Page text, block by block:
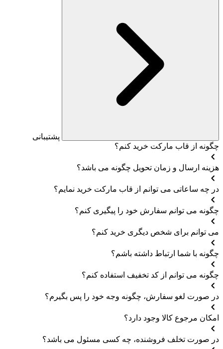
پشتیبانی
چگونه از قاب مارکت خرید کنم؟
هزینه ارسال و زمان تحویل چگونه می باشد؟
در چه ساعاتی می توانم از قاب مارکت خرید نمایم؟
چگونه می توانم سفارش خود را پیگیری کنم؟
می توانم برای شخص دیگری خرید کنم؟
چگونه با شما ارتباط داشته باشم؟
چگونه می توانم از کد تخفیف استفاده کنم؟
در صورت لغو سفارش، چگونه وجه خود را پس بگیرم؟
امکان مرجوع کالا وجود دارد؟
در صورت تخلف فروشنده، چه کسی مسئول می باشد؟